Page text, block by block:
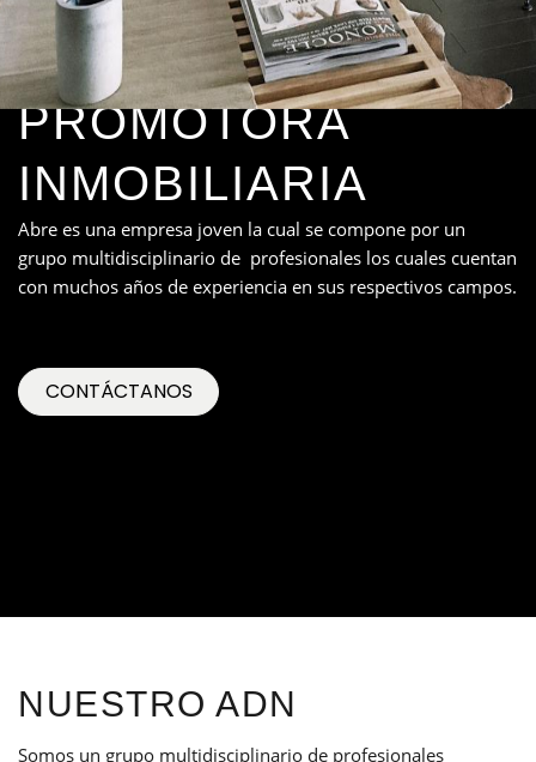
PROMOTORA
INMOBILIARIA
Abre es una empresa joven la cual se compone por un
grupo multidisciplinario de profesionales los cuales cuentan
con muchos años de experiencia en sus respectivos campos.
CONTÁCTANOS
NUESTRO ADN
Somos un grupo multidisciplinario de profesionales